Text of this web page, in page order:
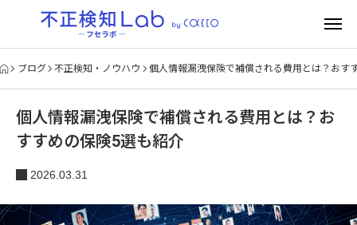
ブログ 不正検知・ノウハウ 個人情報漏洩保険で補償される費用とは？おす
個人情報漏洩保険で補償される費用とは？お
すすめの保険5選も紹介
2026.03.31